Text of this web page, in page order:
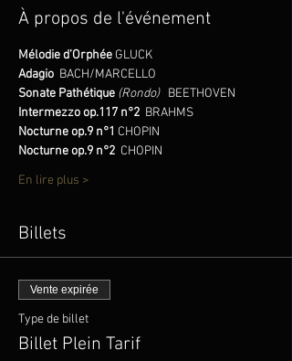
À propos de l'événement
Mélodie d’Orphée GLUCK
Adagio BACH/MARCELLO
Sonate Pathétique (Rondo) BEETHOVEN
Intermezzo op.117 n°2 BRAHMS
Nocturne op.9 n°1 CHOPIN
Nocturne op.9 n°2 CHOPIN
En lire plus >
Billets
Vente expirée
Type de billet
Billet Plein Tarif